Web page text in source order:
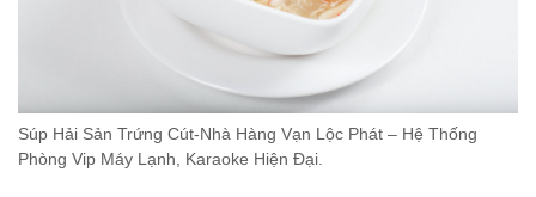
Súp Hải Sản Trứng Cút-Nhà Hàng Vạn Lộc Phát – Hệ Thống
Phòng Vip Máy Lạnh, Karaoke Hiện Đại.